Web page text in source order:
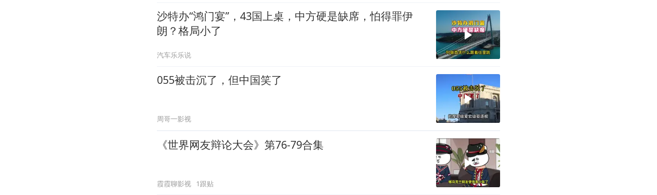
沙特办“鸿门宴”，43国上桌，中方硬是缺席，怕得罪伊
朗？格局小了
汽车乐乐说
055被击沉了，但中国笑了
周哥一影视
《世界网友辩论大会》第76-79合集
霞霞聊影视 1跟贴